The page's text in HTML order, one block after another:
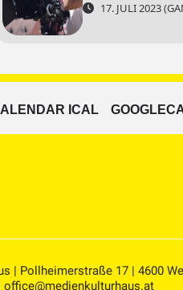
17. JULI 2023
ICAL
| Pollheimerstraße 17 | 4600
office@medienkulturhaus.at